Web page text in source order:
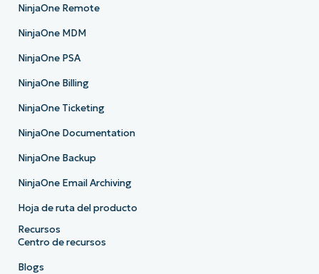
NinjaOne Remote
NinjaOne MDM
NinjaOne PSA
NinjaOne Billing
NinjaOne Ticketing
NinjaOne Documentation
NinjaOne Backup
NinjaOne Email Archiving
Hoja de ruta del producto
Recursos
Centro de recursos
Blogs